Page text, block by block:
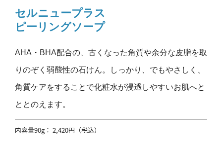
セルニュープラス
ピーリングソープ
AHA・BHA配合の、古くなった角質や余分な皮脂を取
りのぞく弱酸性の石けん。しっかり、でもやさしく、
角質ケアをすることで化粧水が浸透しやすいお肌へと
ととのえます。
内容量90g： 2,420円（税込）